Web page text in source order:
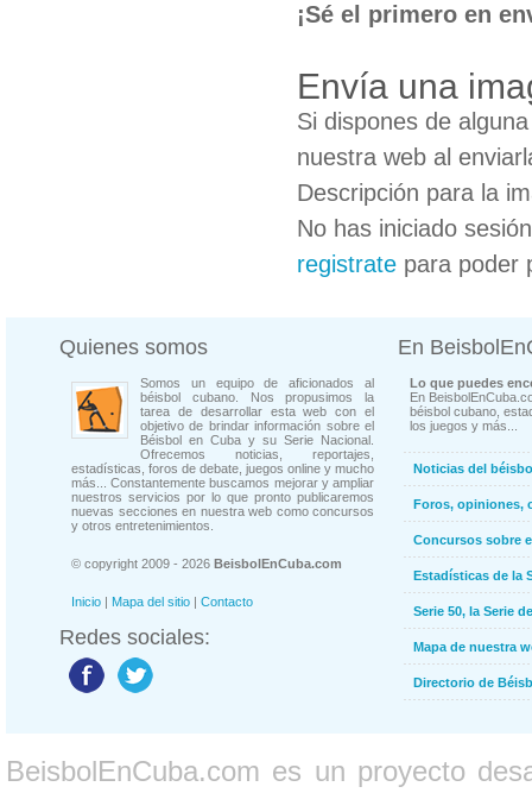
¡Sé el primero en
Envía una
Si dispones de
nuestra web al
Descripción para la
No has iniciado
registrate para poder
Quienes somos
Somos un equipo de aficionados al
béisbol cubano. Nos propusimos la
tarea de desarrollar esta web con el
objetivo de brindar información sobre el
Béisbol en Cuba y su Serie Nacional.
Ofrecemos noticias, reportajes,
estadísticas, foros de debate, juegos online y mucho
más... Constantemente buscamos mejorar y ampliar
nuestros servicios por lo que pronto publicaremos
nuevas secciones en nuestra web como concursos
y otros entretenimientos.
© copyright 2009 - 2026 BeisbolEnCuba.com
Inicio | Mapa del sitio | Contacto
Redes sociales:
En
Lo que puedes
En
béisbol cubano,
los juegos y más...
Noticias del
Foros, opiniones,
Concursos sobre
Estadísticas de la
Serie 50, la Serie
Mapa de nuestra
Directorio de
BeisbolEnCuba.com es un proyecto